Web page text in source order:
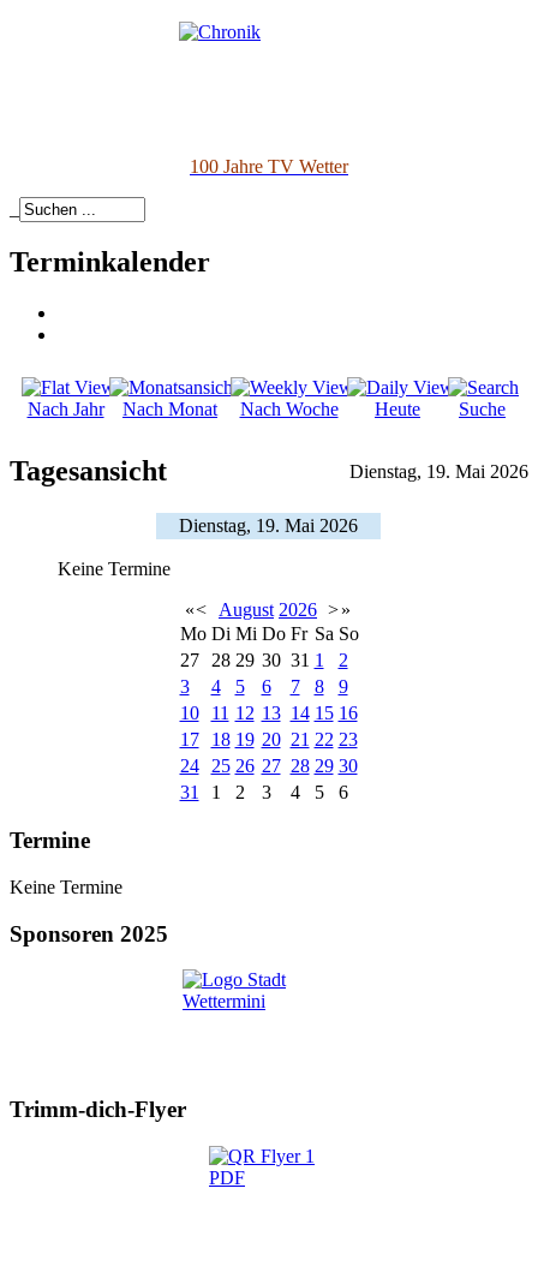
100 Jahre TV Wetter
Terminkalender
Nach Jahr Nach Monat Nach Woche Heute Suche
Tagesansicht Dienstag, 19. Mai 2026
Dienstag, 19. Mai 2026
Keine Termine
«< August 2026 >»
Mo Di Mi Do Fr Sa So
27
28 29 30 31 1
2
3
4 5 6 7 8
9
10
11 12 13 14 15 16
17
18 19 20 21 22 23
24
25 26 27 28 29 30
31
1 2 3 4 5 6
Termine
Keine Termine
Sponsoren 2025
Trimm-dich-Flyer